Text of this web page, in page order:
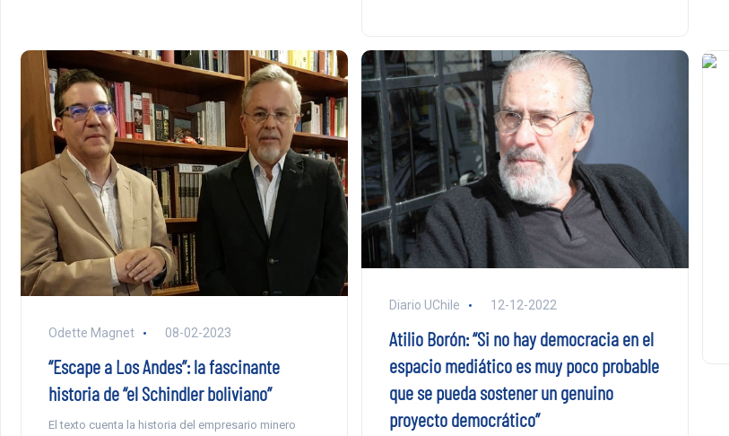
Odette Magnet 08-02-2023
“Escape a Los Andes”: la fascinante
historia de “el Schindler boliviano”
El texto cuenta la historia del empresario minero
Diario UChile 12-12-2022
Atilio Borón: “Si no hay democracia en el
espacio mediático es muy poco probable
que se pueda sostener un genuino
proyecto democrático”